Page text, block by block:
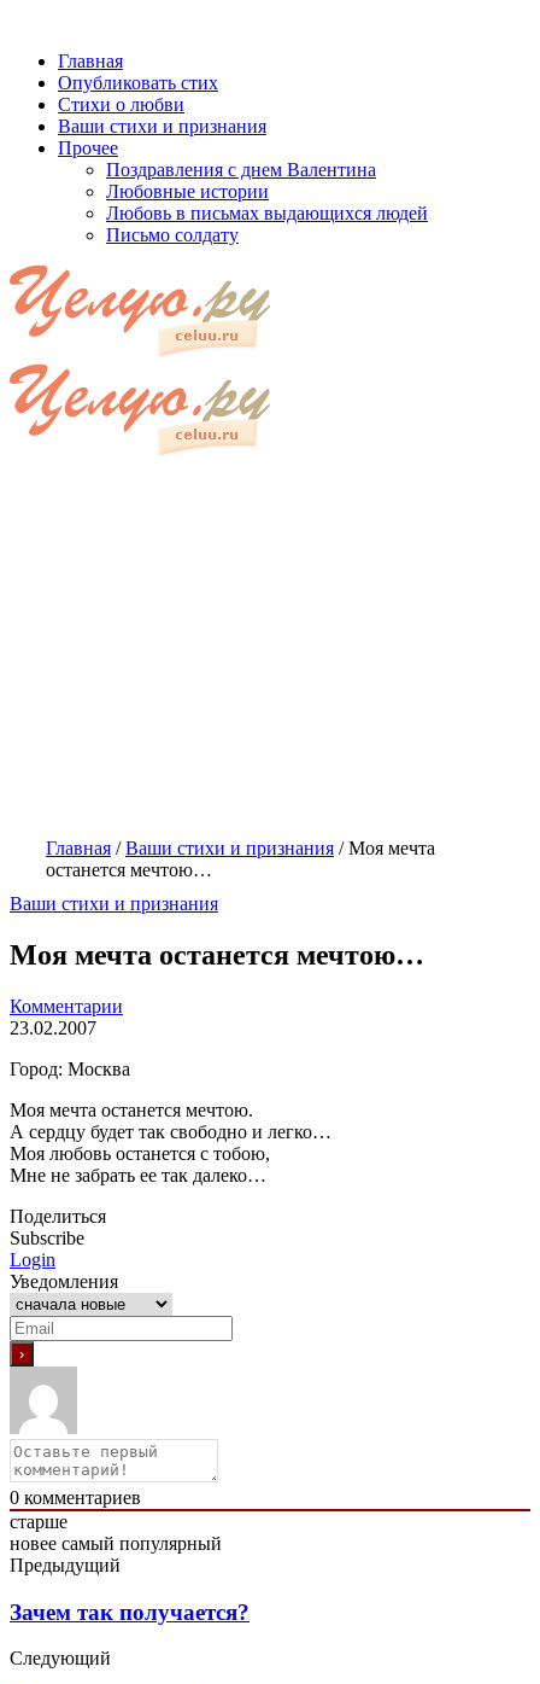
Главная
Опубликовать стих
Стихи о любви
Ваши стихи и признания
Прочее
Поздравления с днем Валентина
Любовные истории
Любовь в письмах выдающихся людей
Письмо солдату
Главная /Ваши стихи и признания /Моя мечта
останется мечтою…
Ваши стихи и признания
Моя мечта останется мечтою…
Комментарии
23.02.2007
Город: Москва
Моя мечта останется мечтою.
А сердцу будет так свободно и легко…
Моя любовь останется с тобою,
Мне не забрать ее так далеко…
Поделиться
Subscribe
Login
Уведомления
0 комментариев
старше
новее самый популярный
Предыдущий
Зачем так получается?
Следующий